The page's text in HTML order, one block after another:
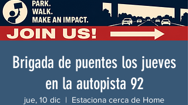
Brigada de puentes los jueves
en la autopista 92
jue, 10 dic
  |
Estaciona cerca de Home